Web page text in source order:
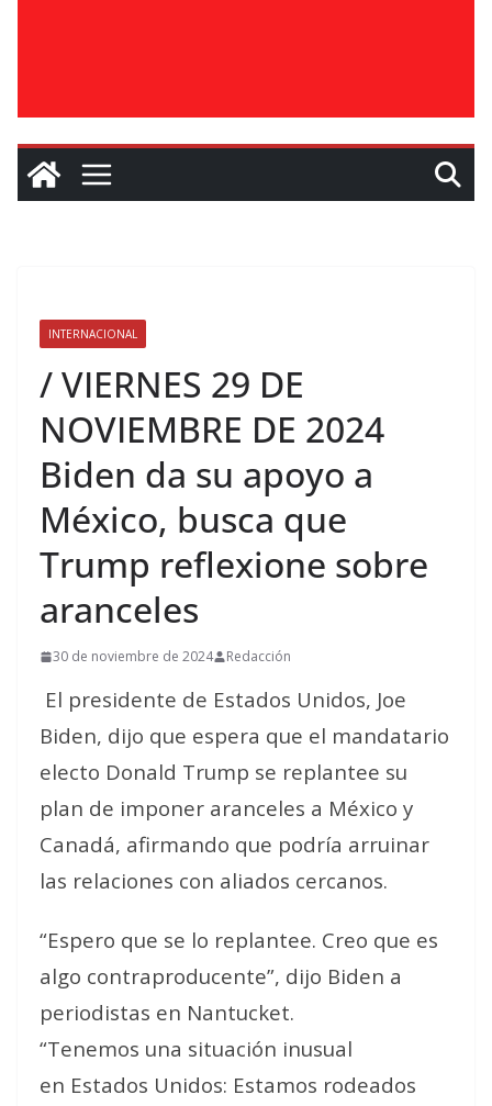
INTERNACIONAL
/ VIERNES 29 DE
NOVIEMBRE DE 2024
Biden da su apoyo a
México, busca que
Trump reflexione sobre
aranceles
30 de noviembre de 2024 Redacción
El presidente de Estados Unidos, Joe
Biden, dijo que espera que el mandatario
electo Donald Trump se replantee su
plan de imponer aranceles a México y
Canadá, afirmando que podría arruinar
las relaciones con aliados cercanos.
“Espero que se lo replantee. Creo que es
algo contraproducente”, dijo Biden a
periodistas en Nantucket.
“Tenemos una situación inusual
en Estados Unidos: Estamos rodeados